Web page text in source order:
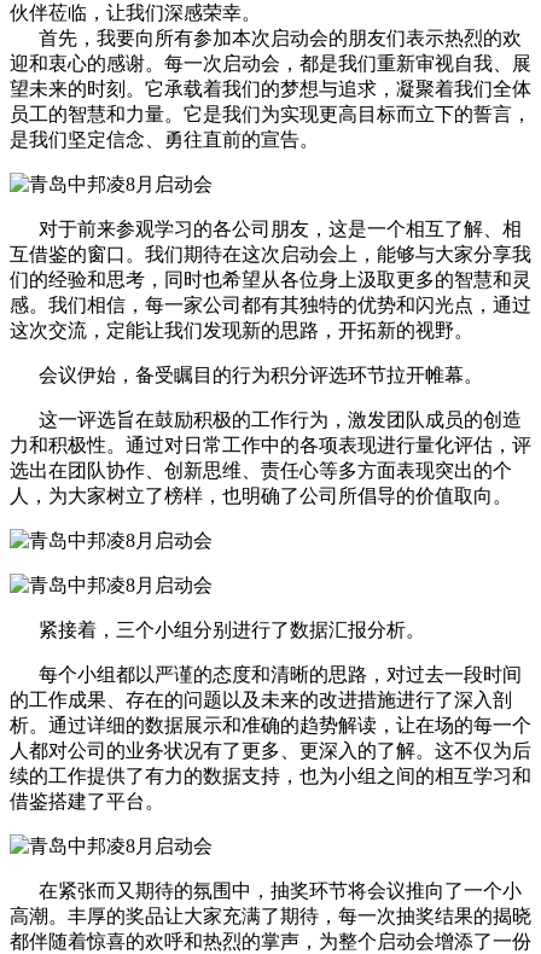
伙伴莅临，让我们深感荣幸。
首先，我要向所有参加本次启动会的朋友们表示热烈的欢
迎和衷心的感谢。每一次启动会，都是我们重新审视自我、展
望未来的时刻。它承载着我们的梦想与追求，凝聚着我们全体
员工的智慧和力量。它是我们为实现更高目标而立下的誓言，
是我们坚定信念、勇往直前的宣告。
对于前来参观学习的各公司朋友，这是一个相互了解、相
互借鉴的窗口。我们期待在这次启动会上，能够与大家分享我
们的经验和思考，同时也希望从各位身上汲取更多的智慧和灵
感。我们相信，每一家公司都有其独特的优势和闪光点，通过
这次交流，定能让我们发现新的思路，开拓新的视野。
会议伊始，备受瞩目的行为积分评选环节拉开帷幕。
这一评选旨在鼓励积极的工作行为，激发团队成员的创造
力和积极性。通过对日常工作中的各项表现进行量化评估，评
选出在团队协作、创新思维、责任心等多方面表现突出的个
人，为大家树立了榜样，也明确了公司所倡导的价值取向。
紧接着，三个小组分别进行了数据汇报分析。
每个小组都以严谨的态度和清晰的思路，对过去一段时间
的工作成果、存在的问题以及未来的改进措施进行了深入剖
析。通过详细的数据展示和准确的趋势解读，让在场的每一个
人都对公司的业务状况有了更多、更深入的了解。这不仅为后
续的工作提供了有力的数据支持，也为小组之间的相互学习和
借鉴搭建了平台。
在紧张而又期待的氛围中，抽奖环节将会议推向了一个小
高潮。丰厚的奖品让大家充满了期待，每一次抽奖结果的揭晓
都伴随着惊喜的欢呼和热烈的掌声，为整个启动会增添了一份